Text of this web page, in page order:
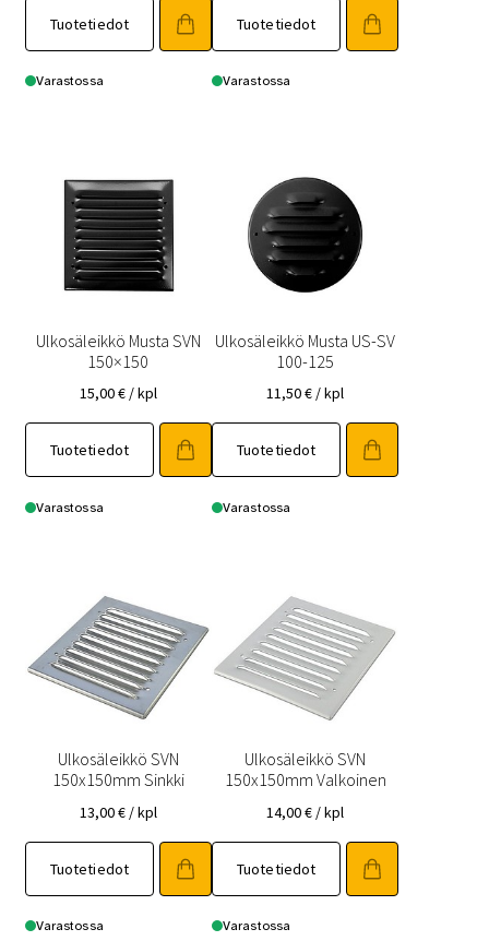
oli:
14,50 €.
Tuotetiedot
Varastossa
Tuotetiedot
Varastossa
Ulkosäleikkö Musta SVN
150×150
15,00€ / kpl
Tuotetiedot
Varastossa
Ulkosäleikkö Musta US-SV
100-125
11,50€ / kpl
Tuotetiedot
Varastossa
Ulkosäleikkö SVN
150x150mm Sinkki
13,00€ / kpl
Tuotetiedot
Varastossa
Ulkosäleikkö SVN
150x150mm Valkoinen
14,00€ / kpl
Tuotetiedot
Varastossa